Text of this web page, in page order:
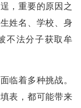
，重要的原因之
姓名、学校、身
不法分子获取牟
临着多种挑战。
表，都可能带来